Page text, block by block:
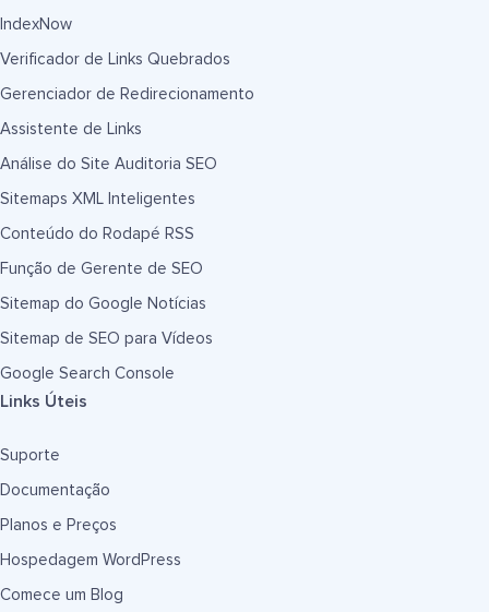
IndexNow
Verificador de Links Quebrados
Gerenciador de Redirecionamento
Assistente de Links
Análise do Site Auditoria SEO
Sitemaps XML Inteligentes
Conteúdo do Rodapé RSS
Função de Gerente de SEO
Sitemap do Google Notícias
Sitemap de SEO para Vídeos
Google Search Console
Links Úteis
Suporte
Documentação
Planos e Preços
Hospedagem WordPress
Comece um Blog